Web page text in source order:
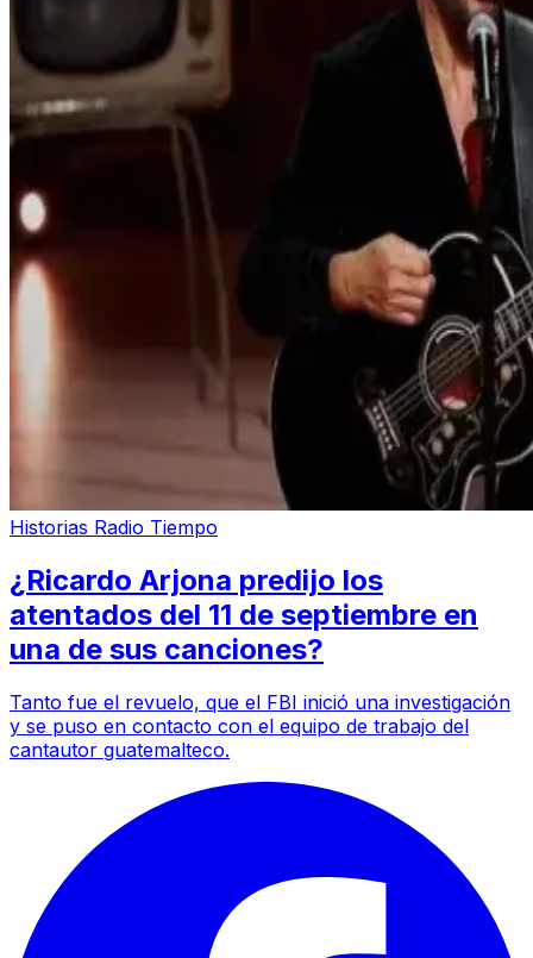
Historias Radio Tiempo
¿Ricardo Arjona predijo los
atentados del 11 de septiembre en
una de sus canciones?
Tanto fue el revuelo, que el FBI inició una investigación
y se puso en contacto con el equipo de trabajo del
cantautor guatemalteco.